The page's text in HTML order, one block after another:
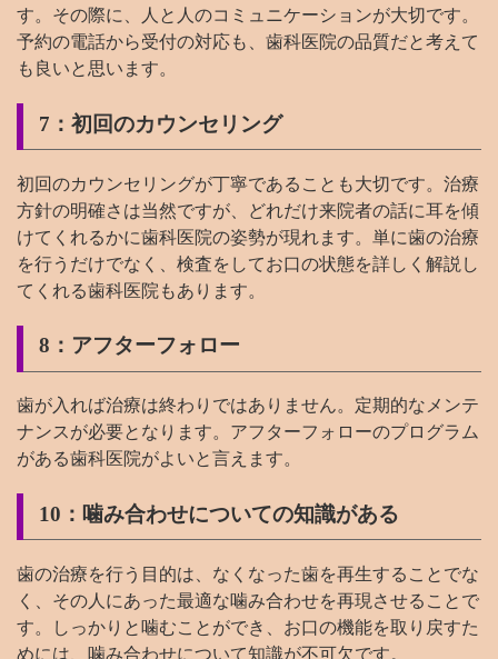
す。その際に、人と人のコミュニケーションが大切です。
予約の電話から受付の対応も、歯科医院の品質だと考えて
も良いと思います。
7：初回のカウンセリング
初回のカウンセリングが丁寧であることも大切です。治療
方針の明確さは当然ですが、どれだけ来院者の話に耳を傾
けてくれるかに歯科医院の姿勢が現れます。単に歯の治療
を行うだけでなく、検査をしてお口の状態を詳しく解説し
てくれる歯科医院もあります。
8：アフターフォロー
歯が入れば治療は終わりではありません。定期的なメンテ
ナンスが必要となります。アフターフォローのプログラム
がある歯科医院がよいと言えます。
10：噛み合わせについての知識がある
歯の治療を行う目的は、なくなった歯を再生することでな
く、その人にあった最適な噛み合わせを再現させることで
す。しっかりと噛むことができ、お口の機能を取り戻すた
めには、噛み合わせについて知識が不可欠です。